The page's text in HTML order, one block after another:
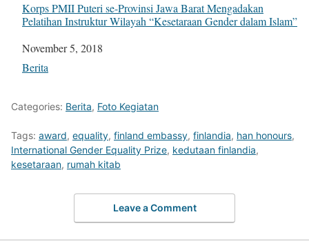
Korps PMII Puteri se-Provinsi Jawa Barat Mengadakan
Pelatihan Instruktur Wilayah “Kesetaraan Gender dalam Islam”
Tanggal
November 5, 2018
Sehubungan dengan
Berita
Categories: Berita, Foto Kegiatan
Tags: award, equality, finland embassy, finlandia, han honours,
International Gender Equality Prize, kedutaan finlandia,
kesetaraan, rumah kitab
Leave a Comment